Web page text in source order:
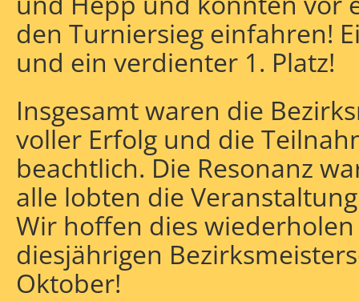
den Turniersieg einfahren!
und ein verdienter 1. Platz!
Insgesamt waren die
voller Erfolg und die
beachtlich. Die Resonanz
alle lobten die
Wir hoffen dies
diesjährigen
Oktober!